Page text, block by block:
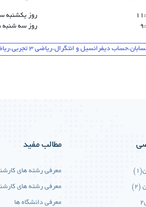
روز یکشنبه ساعت 12:45
روز سه شنبه ساعت
3 تجربی،ریاضی عمومی تجربی،کنکور ریاضی،کنکور تجربی،ریاضی عمومی 1 دانشگاه
مطالب مفید
معرفی رشته های
معرفی رشته های
معرفی دانشگاه ها